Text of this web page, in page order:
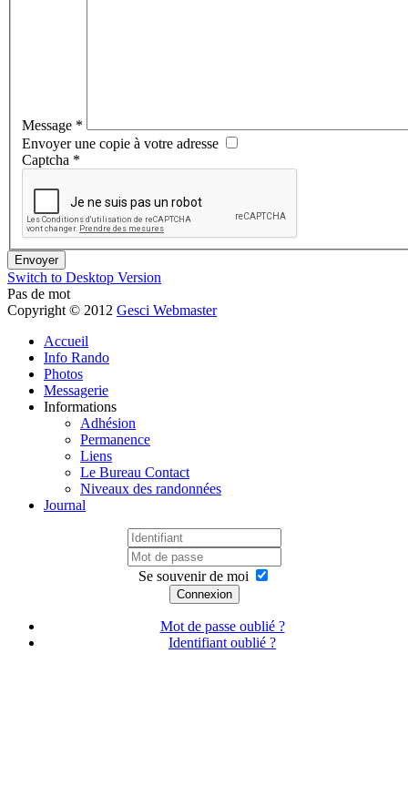
Message *
Envoyer une copie à votre adresse
Captcha *
Envoyer
Switch to Desktop Version
Pas de mot
Copyright © 2012 Gesci Webmaster
Accueil
Info Rando
Photos
Messagerie
Informations
Adhésion
Permanence
Liens
Le Bureau Contact
Niveaux des randonnées
Journal
Se souvenir de moi
Connexion
Mot de passe oublié ?
Identifiant oublié ?